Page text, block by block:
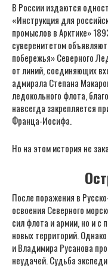
В России издаются
«Инструкция для
промыслов в Арктике»
суверенитетом
побережья» Северного
от линий, соединяющих
адмирала Степана
ледокольного флота,
навсегда закрепляется
Франца-Иосифа.
Но на этом история не
После поражения в
освоения Северного
сил флота и армии, но и с
новых территорий.
и Владимира Русанова
неудачей. Судьба